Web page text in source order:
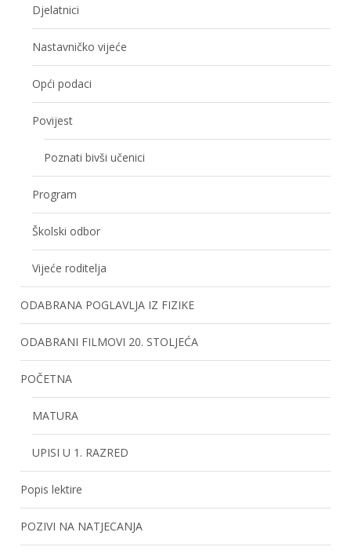
Djelatnici
Nastavničko vijeće
Opći podaci
Povijest
Poznati bivši učenici
Program
Školski odbor
Vijeće roditelja
ODABRANA POGLAVLJA IZ FIZIKE
ODABRANI FILMOVI 20. STOLJEĆA
POČETNA
MATURA
UPISI U 1. RAZRED
Popis lektire
POZIVI NA NATJECANJA